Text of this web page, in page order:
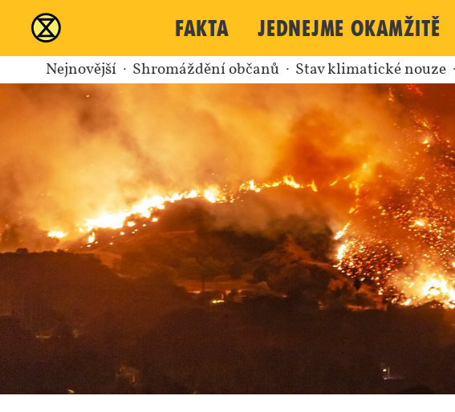
XR Fakta Jednejme okamžitě
Nejnovější Shromáždění občanů Stav klimatické nouze